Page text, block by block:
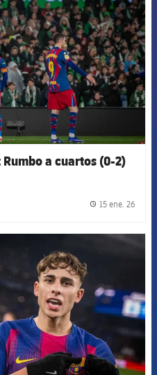
Rumbo a cuartos (0-2)
15 ene. 26
FCB Barcelona badge